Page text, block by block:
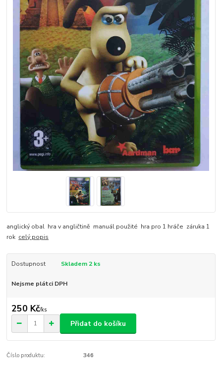
anglický obal hra v angličtině manuál použité hra pro 1 hráče záruka 1
rok celý popis
Dostupnost Skladem 2 ks
Nejsme plátci DPH
250 Kč/ks
Přidat do košíku
Číslo produktu: 346